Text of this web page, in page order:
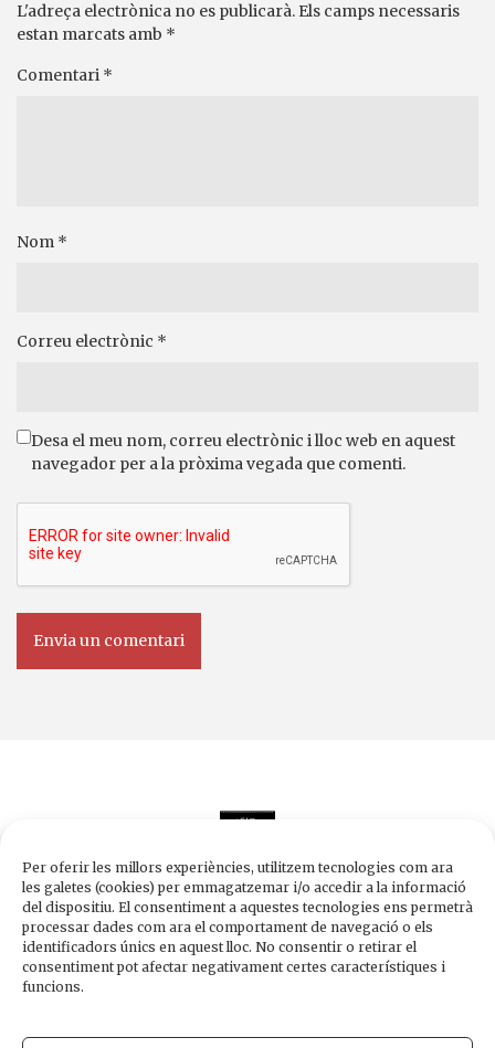
Per oferir les millors experiències, utilitzem tecnologies com ara
les galetes (cookies) per emmagatzemar i/o accedir a la informació
del dispositiu. El consentiment a aquestes tecnologies ens permetrà
processar dades com ara el comportament de navegació o els
identificadors únics en aquest lloc. No consentir o retirar el
consentiment pot afectar negativament certes característiques i
funcions.
L'adreça electrònica no es publicarà. Els camps necessaris
estan marcats amb *
Comentari *
Nom *
Correu electrònic *
Desa el meu nom, correu electrònic i lloc web en aquest
navegador per a la pròxima vegada que comenti.
Edicions de 1984
Carrer Trafalgar, 10, 2n-2a A
Fax 934 854 375